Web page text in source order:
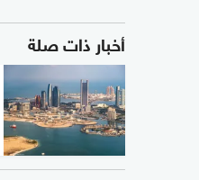
أخبار ذات صلة